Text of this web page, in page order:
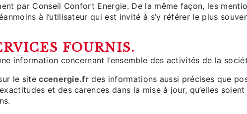
par Conseil Confort Energie. De la même façon, les
à l’utilisateur qui est invité à s’y référer le plus
FOURNIS.
information concernant l’ensemble des activités de la
le siteccenergie.fr des informations aussi précises que
et des carences dans la mise à jour, qu’elles